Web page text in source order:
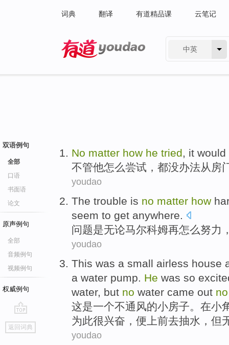
词典 翻译 有道精品课 云笔记
中英
双语例句
全部
口语
书面语
论文
原声例句
全部
音频例句
视频例句
权威例句
go
top
返回词典
No matter how he tried, it would
不管他怎么尝试 ， 都没办法从 房
youdao
The trouble is no matter how
seem to get anywhere.
问题是无论马尔科姆再怎么努力
youdao
This was a small airless house
a water pump. He was so
water, but no water came out
这是一个不通风的小房子。在小
为此很兴奋，便上前去抽水，但
youdao